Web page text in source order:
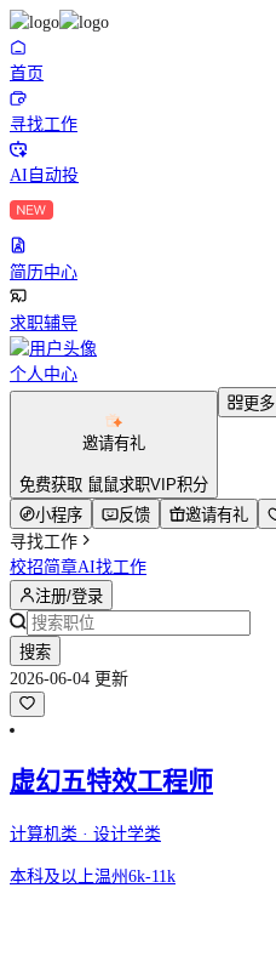
首页
寻找工作
AI自动投
简历中心
求职辅导
个人中心
邀请有礼
免费获取 鼠鼠求职VIP积分
更多
小程序 反馈 邀请有礼
寻找工作
校招简章AI找工作
注册/登录
搜索
2026-06-04 更新
虚幻五特效工程师
计算机类 · 设计学类
本科及以上温州 6k-11k